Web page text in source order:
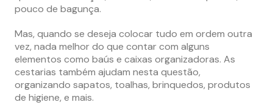
pouco de bagunça.
Mas, quando se deseja colocar tudo em ordem outra
vez, nada melhor do que contar com alguns
elementos como baús e caixas organizadoras. As
cestarias também ajudam nesta questão,
organizando sapatos, toalhas, brinquedos, produtos
de higiene, e mais.